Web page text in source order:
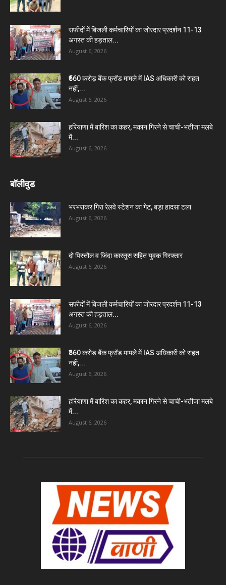
सफीदों में बिजली कर्मचारियों का जोरदार प्रदर्शन 11-13
अगस्त की हड़ताल...
August 6, 2026
₹560 करोड़ बैंक फ्रॉड मामले में IAS अधिकारी को राहत
नहीं,...
August 6, 2026
हरियाणा में बारिश का कहर, मकान गिरने से चाची-भतीजा मलबे
में...
August 6, 2026
बॉलीवुड
भरभराकर गिरा रेलवे स्टेशन का गेट, बड़ा हादसा टला
August 6, 2026
दो पिस्तौल व जिंदा कारतूस सहित युवक गिरफ्तार
August 6, 2026
सफीदों में बिजली कर्मचारियों का जोरदार प्रदर्शन 11-13
अगस्त की हड़ताल...
August 6, 2026
₹560 करोड़ बैंक फ्रॉड मामले में IAS अधिकारी को राहत
नहीं,...
August 6, 2026
हरियाणा में बारिश का कहर, मकान गिरने से चाची-भतीजा मलबे
में...
August 6, 2026